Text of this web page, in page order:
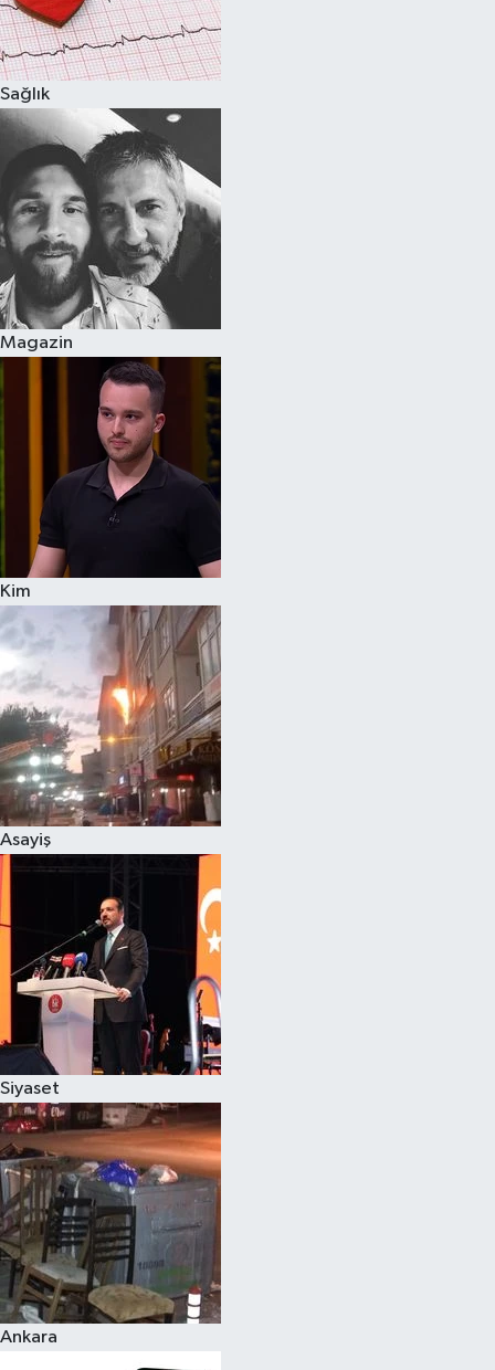
Sağlık
Magazin
Kim
Asayiş
Siyaset
Ankara
Spor
Çocuk
Eğitim
Hava Durumu
Kadın
Kim kimdir?
Kültür Sanat
Sağlık
Siyaset
Teknoloji
Televizyon
Yaşam-Çevre